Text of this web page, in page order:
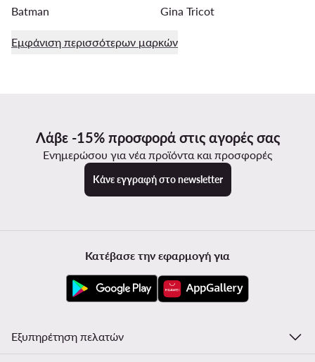
Batman Gina Tricot
Εμφάνιση περισσότερων μαρκών
Λάβε -15% προσφορά στις αγορές σας
Ενημερώσου για νέα προϊόντα και προσφορές
Κάνε εγγραφή στο newsletter
Κατέβασε την εφαρμογή για
Εξυπηρέτηση πελατών